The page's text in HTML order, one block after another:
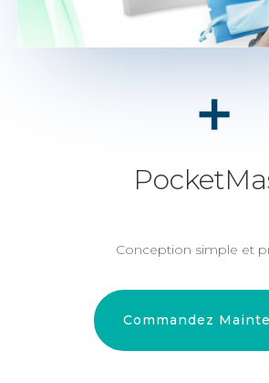
Conception simple et
Commandez